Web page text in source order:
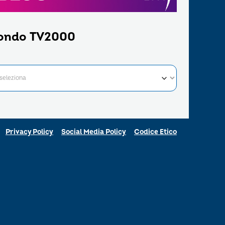
TV2000
Privacy Policy Social Media Policy Codice Etico